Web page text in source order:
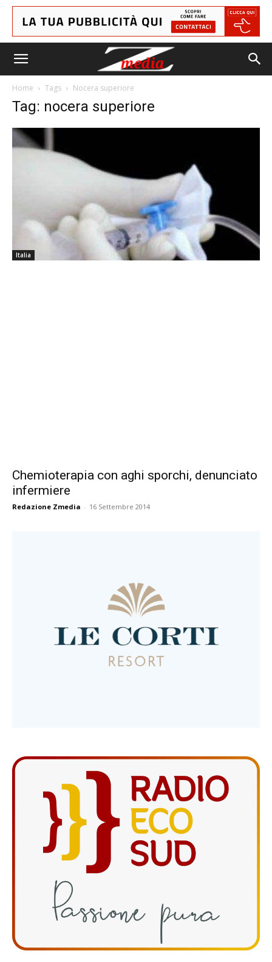
Home Tags Nocera superiore
Tag: nocera superiore
Italia
Chemioterapia con aghi sporchi, denunciato
infermiere
Redazione Zmedia - 16 Settembre 2014